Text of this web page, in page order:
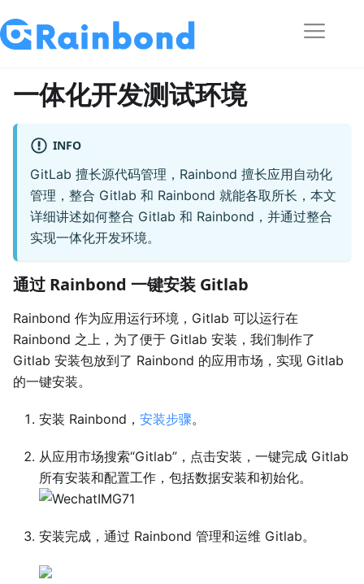
一体化开发测试环境
INFO
GitLab 擅长源代码管理，Rainbond 擅长应用自动化
管理，整合 Gitlab 和 Rainbond 就能各取所长，本文
详细讲述如何整合 Gitlab 和 Rainbond，并通过整合
实现一体化开发环境。
通过 Rainbond 一键安装 Gitlab
Rainbond 作为应用运行环境，Gitlab 可以运行在
Rainbond 之上，为了便于 Gitlab 安装，我们制作了
Gitlab 安装包放到了 Rainbond 的应用市场，实现 Gitlab
的一键安装。
安装 Rainbond， 安装步骤。
从应用市场搜索“Gitlab”，点击安装，一键完成 Gitlab
所有安装和配置工作，包括数据安装和初始化。
安装完成，通过 Rainbond 管理和运维 Gitlab。